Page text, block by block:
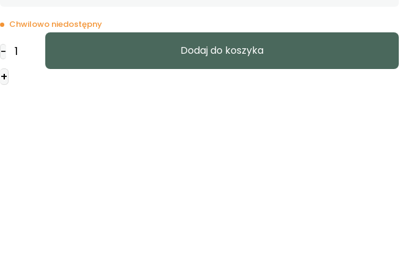
Chwilowo niedostępny
- Deska
domek
-
+
Dodaj do koszyka